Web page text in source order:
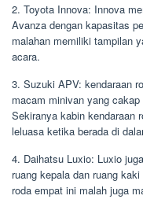
2. Toyota Innova: Innova
Avanza dengan kapasitas
malahan memiliki tampilan
acara.
3. Suzuki APV: kendaraan
macam minivan yang
Sekiranya kabin kendaraan
leluasa ketika berada di
4. Daihatsu Luxio: Luxio
ruang kepala dan ruang
roda empat ini malah juga